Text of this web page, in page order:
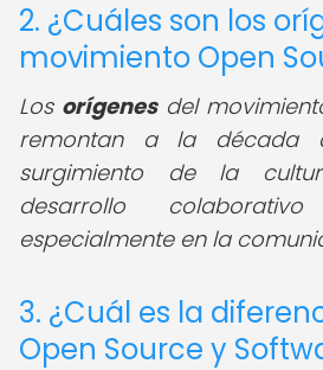
2. ¿Cuáles son los
movimiento Open
Los orígenesdel
remontan a la década
surgimiento de la
desarrollo
especialmente en la
3. ¿Cuál es la
Open Source y